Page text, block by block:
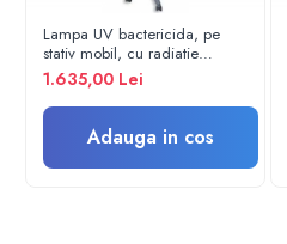
Colposcoape
Osteodensitometre
Stetoscoape
Tensiometre
Oftalmoscoape
Lampa UV bactericida, pe
stativ mobil, cu radiatie
directa, functionare in absenta
personalului NBV 2x30 PL
1.635,00 Lei
Adauga in cos